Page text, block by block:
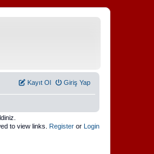
Giriş Yap
Kayıt Ol
to view links. Register or Login